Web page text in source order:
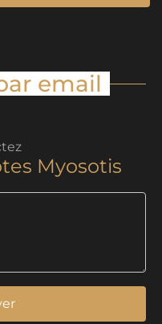
email
Myosotis